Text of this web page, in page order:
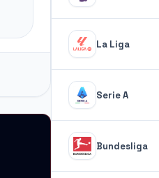
La Liga
Serie A
Bundesliga